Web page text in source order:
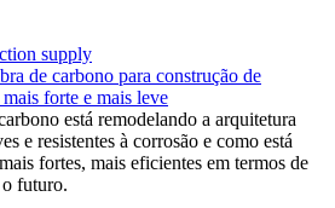
de carbono para construção de
forte e mais leve
está remodelando a arquitetura
e resistentes à corrosão e como está
fortes, mais eficientes em termos de
futuro.